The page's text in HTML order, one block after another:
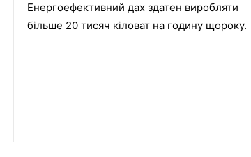
Енергоефективний дах здатен виробляти
більше 20 тисяч кіловат на годину щороку.